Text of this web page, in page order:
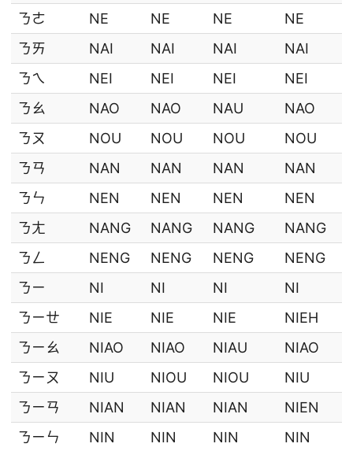
ㄋㄜ
NE NE NE
NE
ㄋㄞ
NAI NAI NAI
NAI
ㄋㄟ
NEI NEI NEI
NEI
ㄋㄠ
NAO NAO NAU
NAO
ㄋㄡ
NOU NOU NOU
NOU
ㄋㄢ
NAN NAN NAN
NAN
ㄋㄣ
NEN NEN NEN
NEN
ㄋㄤ
NANG NANG NANG
NANG
ㄋㄥ
NENG NENG NENG
NENG
ㄋㄧ
NI NI NI
NI
ㄋㄧㄝ
NIE NIE NIE
NIEH
ㄋㄧㄠ
NIAO NIAO NIAU
NIAO
ㄋㄧㄡ
NIU NIOU NIOU
NIU
ㄋㄧㄢ
NIAN NIAN NIAN
NIEN
ㄋㄧㄣ
NIN NIN NIN
NIN